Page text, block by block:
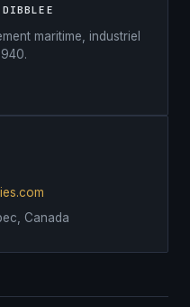
maritime, industriel
Canada